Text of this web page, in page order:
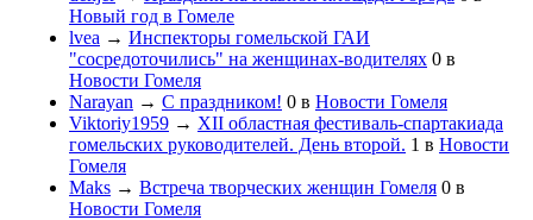
Новый год в Гомеле
lvea → Инспекторы гомельской ГАИ
"сосредоточились" на женщинах-водителях 0 в
Новости Гомеля
Narayan → С праздником! 0 в Новости Гомеля
Viktoriy1959 → XII областная фестиваль-спартакиада
гомельских руководителей. День второй. 1 в Новости
Гомеля
Maks → Встреча творческих женщин Гомеля 0 в
Новости Гомеля